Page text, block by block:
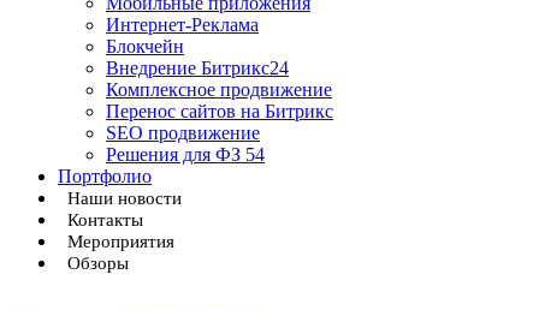
Интернет-Реклама
Блокчейн
Внедрение Битрикс24
Комплексное продвижение
Перенос сайтов на Битрикс
SEO продвижение
Решения для ФЗ 54
Портфолио
Наши новости
Контакты
Мероприятия
Обзоры